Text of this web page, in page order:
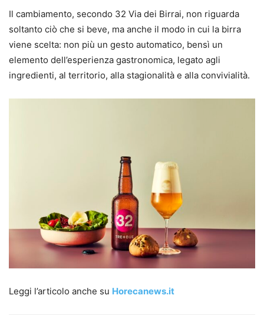
Il cambiamento, secondo 32 Via dei Birrai, non riguarda
soltanto ciò che si beve, ma anche il modo in cui la birra
viene scelta: non più un gesto automatico, bensì un
elemento dell’esperienza gastronomica, legato agli
ingredienti, al territorio, alla stagionalità e alla convivialità.
Leggi l’articolo anche su Horecanews.it